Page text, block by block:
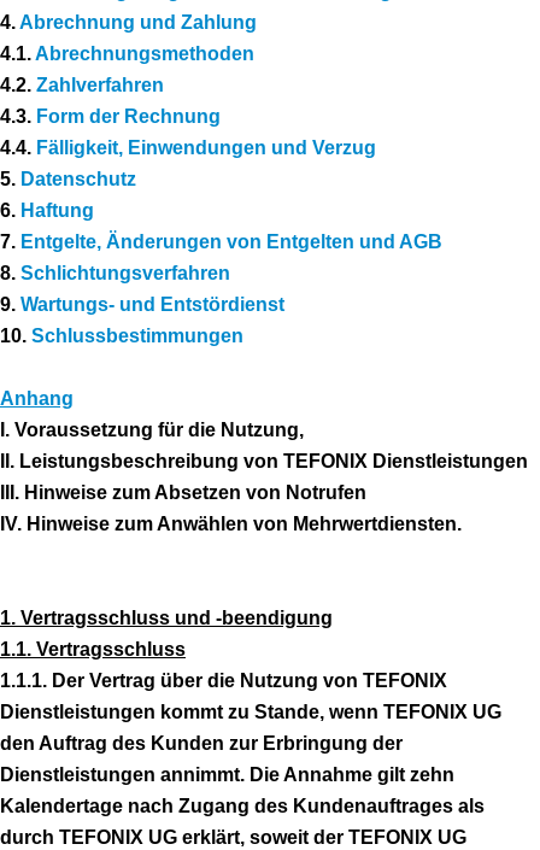
4.Abrechnung und Zahlung
4.1.Abrechnungsmethoden
4.2. Zahlverfahren
4.3. Form der Rechnung
4.4. Fälligkeit, Einwendungen und Verzug
5. Datenschutz
6. Haftung
7. Entgelte, Änderungen von Entgelten und AGB
8. Schlichtungsverfahren
9. Wartungs- und Entstördienst
10. Schlussbestimmungen
Anhang
I. Voraussetzung für die Nutzung,
II. Leistungsbeschreibung von TEFONIX Dienstleistungen
III. Hinweise zum Absetzen von Notrufen
IV. Hinweise zum Anwählen von Mehrwertdiensten.
1. Vertragsschluss und -beendigung
1.1. Vertragsschluss
1.1.1. Der Vertrag über die Nutzung von TEFONIX
Dienstleistungen kommt zu Stande, wenn TEFONIX UG
den Auftrag des Kunden zur Erbringung der
Dienstleistungen annimmt. Die Annahme gilt zehn
Kalendertage nach Zugang des Kundenauftrages als
durch TEFONIX UG erklärt, soweit der TEFONIX UG